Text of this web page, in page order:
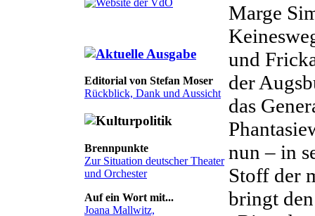
Editorial von Stefan Moser
Rückblick, Dank und Aussicht
Brennpunkte
Zur Situation deutscher Theater
und Orchester
Auf ein Wort mit...
Joana Mallwitz,
Marge
und
der
das
nun – in
Stoff der
bringt